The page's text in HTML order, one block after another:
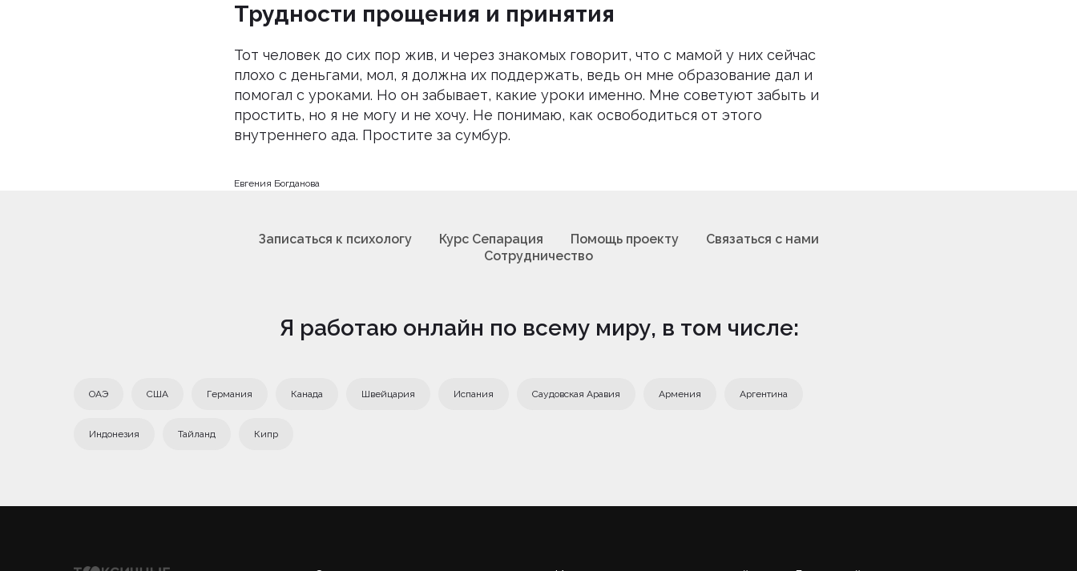
Трудности прощения и принятия
Тот человек до сих пор жив, и через знакомых говорит, что с мамой у них сейчас
плохо с деньгами, мол, я должна их поддержать, ведь он мне образование дал и
помогал с уроками. Но он забывает, какие уроки именно. Мне советуют забыть и
простить, но я не могу и не хочу. Не понимаю, как освободиться от этого
внутреннего ада. Простите за сумбур.
Евгения Богданова
Записаться к психологу Курс Сепарация Помощь проекту
Связаться с нами
Сотрудничество
Я работаю онлайн по всему миру, в том числе:
ОАЭ США Германия Канада Швейцария Испания Саудовская Аравия Армения Аргентина
Индонезия Тайланд Кипр